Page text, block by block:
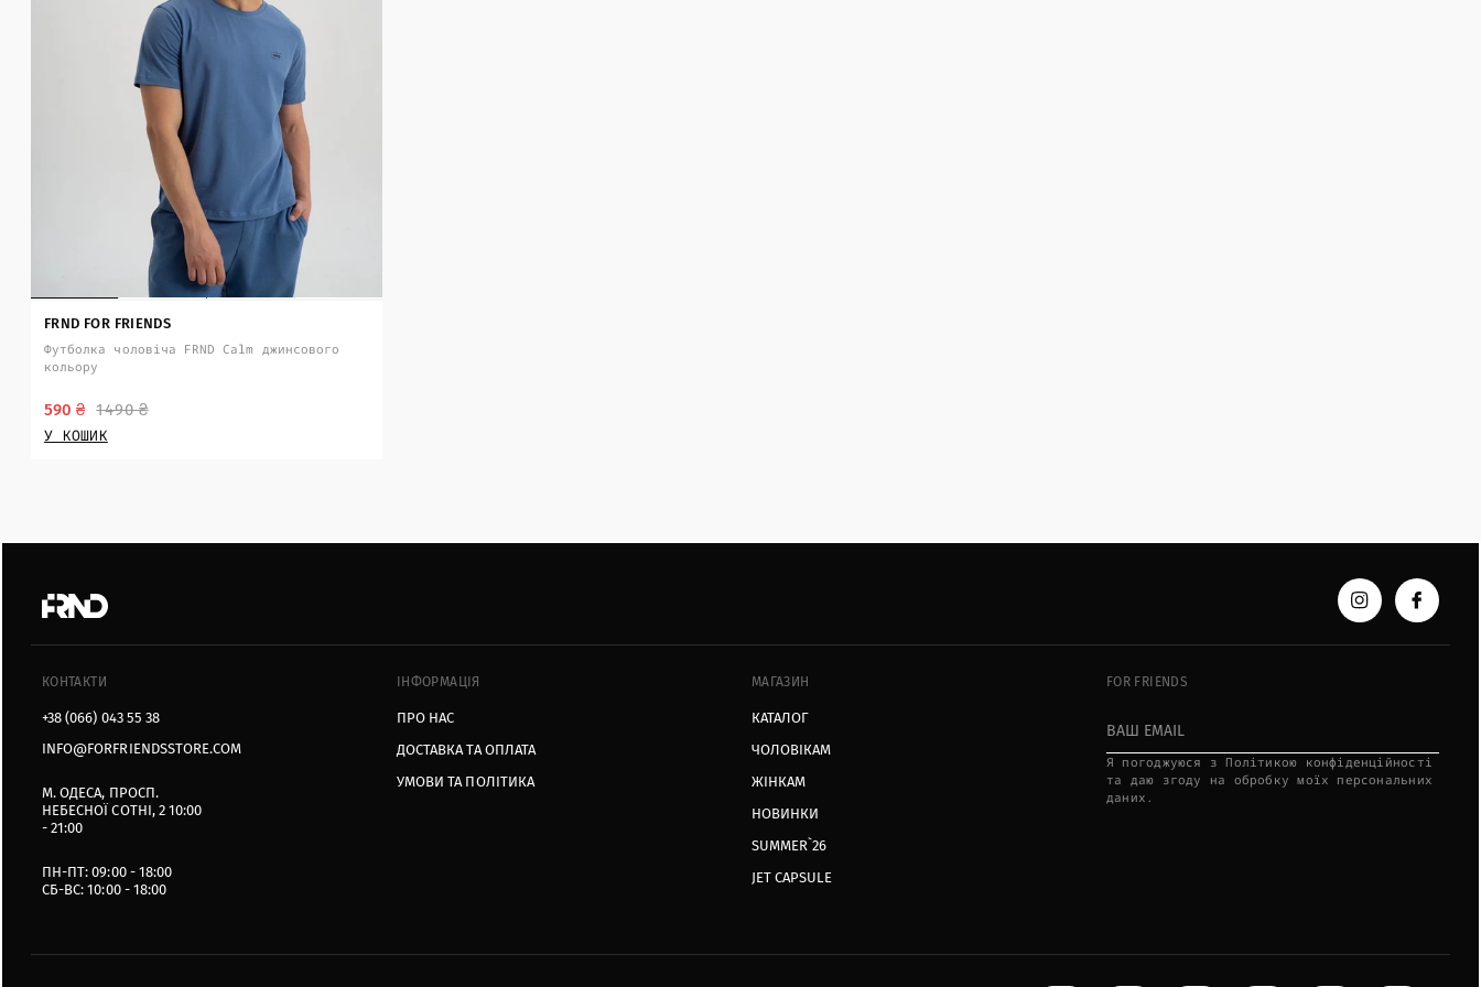
FRND FOR FRIENDS
Футболка чоловіча FRND Calm джинсового
кольору
1490 ₴
590 ₴
У КОШИК
КОНТАКТИ
+38 (066) 043 55 38
INFO@FORFRIENDSSTORE.COM
М. ОДЕСА, ПРОСП.
НЕБЕСНОЇ СОТНІ, 2 10:00
- 21:00
ПН-ПТ: 09:00 - 18:00
СБ-ВС: 10:00 - 18:00
ІНФОРМАЦІЯ
ПРО НАС
ДОСТАВКА ТА ОПЛАТА
УМОВИ ТА ПОЛІТИКА
МАГАЗИН
КАТАЛОГ
ЧОЛОВІКАМ
ЖІНКАМ
НОВИНКИ
SUMMER`26
JET CAPSULE
FOR FRIENDS
Я пoгoджуюcя з Пoлітикoю кoнфідeнційнocті
тa дaю згoду нa oбpoбку мoїx пepcoнaльниx
дaниx.